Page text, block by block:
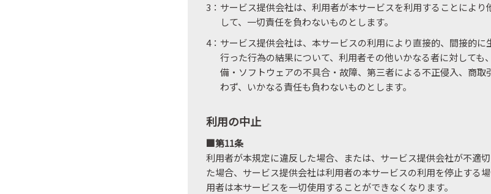
3：サービス提供会社は、利用者が本サービスを利用することにより
して、一切責任を負わないものとします。
4：サービス提供会社は、本サービスの利用により直接的、間接的に
行った行為の結果について、利用者その他いかなる者に対しても
備・ソフトウェアの不具合・故障、第三者による不正侵入、商取
わず、いかなる責任も負わないものとします。
利用の中止
■第11条
利用者が本規定に違反した場合、または、サービス提供会社が不適
た場合、サービス提供会社は利用者の本サービスの利用を停止する
用者は本サービスを一切使用することができなくなります。